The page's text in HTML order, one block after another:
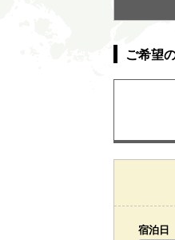
ご希望
宿泊日